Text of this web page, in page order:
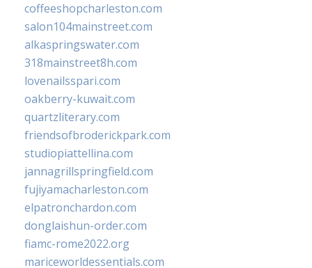
coffeeshopcharleston.com
salon104mainstreet.com
alkaspringswater.com
318mainstreet8h.com
lovenailsspari.com
oakberry-kuwait.com
quartzliterary.com
friendsofbroderickpark.com
studiopiattellina.com
jannagrillspringfield.com
fujiyamacharleston.com
elpatronchardon.com
donglaishun-order.com
fiamc-rome2022.org
mariceworldessentials.com